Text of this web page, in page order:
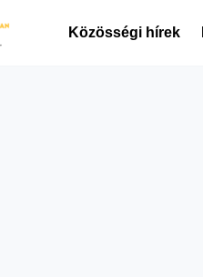
Közösségi hírek